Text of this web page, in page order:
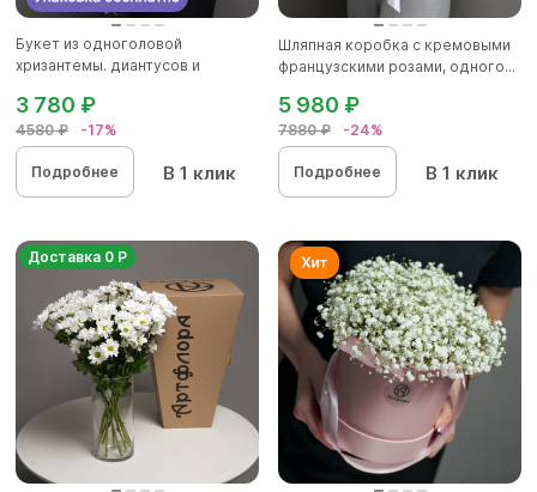
Букет из одноголовой
хризантемы. диантусов и
4580 ₽ -17%
3 780 ₽
Подробнее В 1 клик
Шляпная коробка с кремовыми
французскими розами, одного...
7880 ₽ -24%
5 980 ₽
Подробнее В 1 клик
Доставка 0 Р